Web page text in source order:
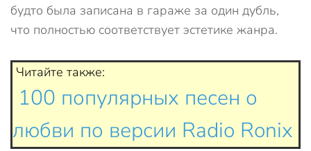
будто была записана в гараже за один дубль,
что полностью соответствует эстетике жанра.
Читайте также:
100 популярных песен о
любви по версии Radio Ronix